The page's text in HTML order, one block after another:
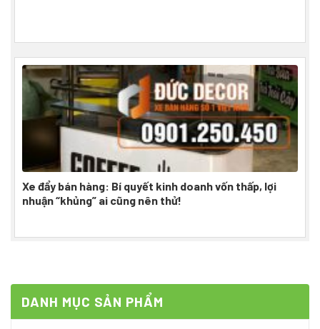
DANH MỤC SẢN PHẨM
Xe đẩy bán hàng: Bí quyết kinh doanh vốn thấp, lợi
nhuận “khủng” ai cũng nên thử!